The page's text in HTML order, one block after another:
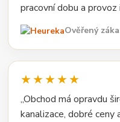
pracovní dobu a provoz
Ověřený
★★★★★
„Obchod má opravdu
kanalizace, dobré ceny